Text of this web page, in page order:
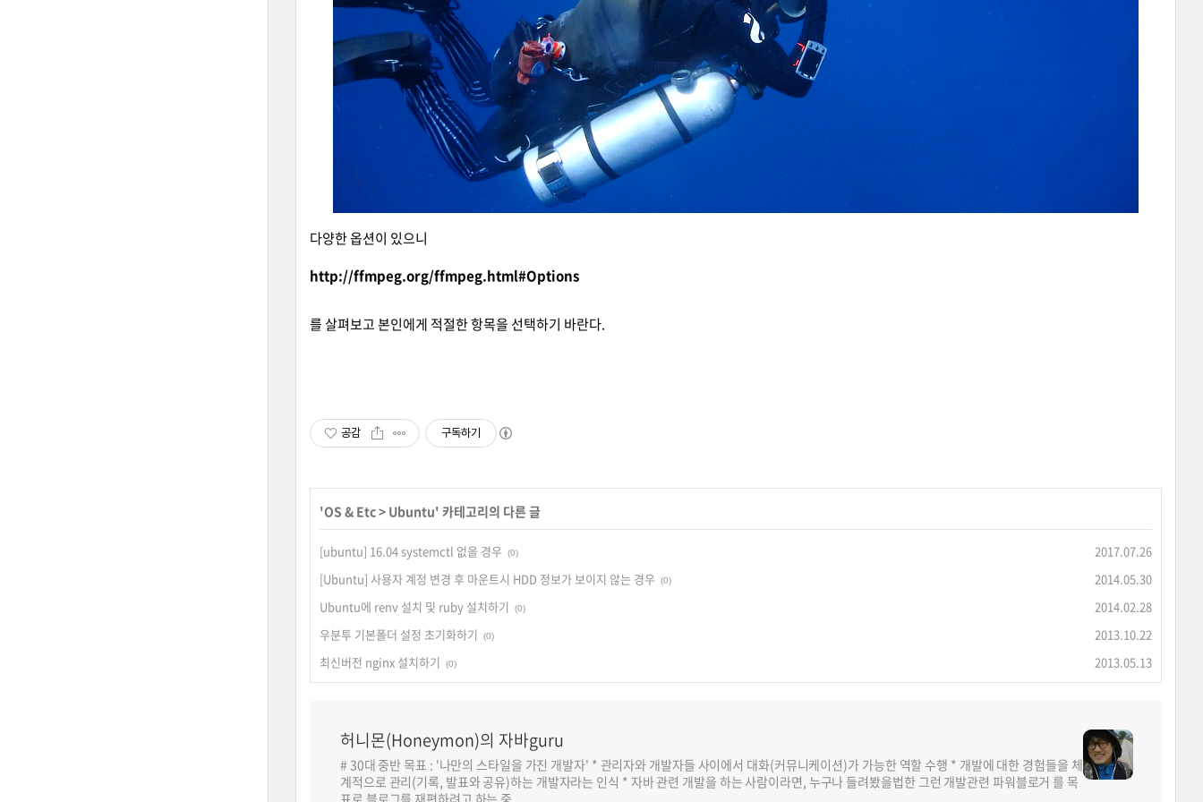
다양한 옵션이 있으니
http://ffmpeg.org/ffmpeg.html#Options
를 살펴보고 본인에게 적절한 항목을 선택하기 바란다.
공감 구독하기
'OS & Etc> Ubuntu' 카테고리의 다른 글
[ubuntu] 16.04 systemctl 없을 경우 (0)
2017.07.26
[Ubuntu] 사용자 계정 변경 후 마운트시 HDD 정보가 보이지 않는 경우
(0)
2014.05.30
Ubuntu에 renv 설치 및 ruby 설치하기
(0)
2014.02.28
우분투 기본폴더 설정 초기화하기
(0)
2013.10.22
최신버전 nginx 설치하기
(0) 2013.05.13
허니몬(Honeymon)의 자바guru
# 30대 중반 목표 : '나만의 스타일을 가진 개발자' * 관리자와 개발자들 사이에서 대화(커뮤니케이션)가 가능한 역할 수행 * 개발에 대한 경험들을 체
계적으로 관리(기록, 발표와 공유)하는 개발자라는 인식 * 자바 관련 개발을 하는 사람이라면, 누구나 들려봤을법한 그런 개발관련 파워블로거 를 목
표로 블로그를 재편하려고 하는 중